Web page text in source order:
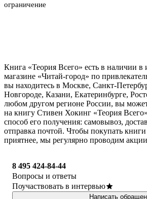
ограничение
Книга «Теория Всего» есть в наличии в
магазине «Читай-город» по
вы находитесь в Москве, Санкт-
Новгороде, Казани, Екатеринбурге,
любом другом регионе России, вы
на книгу Стивен Хокинг «Теория
способ его получения: самовывоз,
отправка почтой. Чтобы покупать
приятнее, мы регулярно проводим
8 495 424-84-44
Вопросы и ответы
Поучаствовать в интервью
Написать